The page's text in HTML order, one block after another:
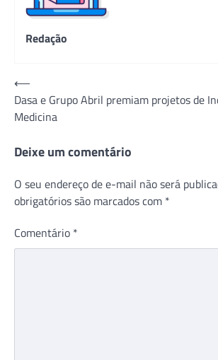
Redação
Navegação
de
Post
⟵
Dasa e Grupo Abril premiam projetos de
Medicina
Deixe um comentário
O seu endereço de e-mail não será
obrigatórios são marcados com *
Comentário *